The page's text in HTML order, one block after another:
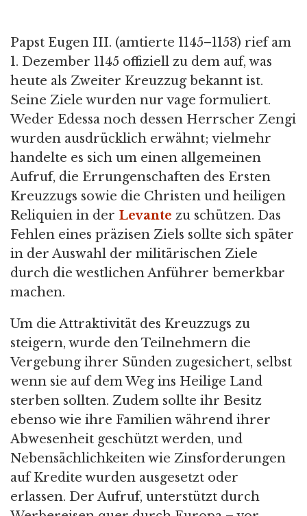
Papst Eugen III. (amtierte 1145–1153) rief am
1. Dezember 1145 offiziell zu dem auf, was
heute als Zweiter Kreuzzug bekannt ist.
Seine Ziele wurden nur vage formuliert.
Weder Edessa noch dessen Herrscher Zengi
wurden ausdrücklich erwähnt; vielmehr
handelte es sich um einen allgemeinen
Aufruf, die Errungenschaften des Ersten
Kreuzzugs sowie die Christen und heiligen
Reliquien in der Levante zu schützen. Das
Fehlen eines präzisen Ziels sollte sich später
in der Auswahl der militärischen Ziele
durch die westlichen Anführer bemerkbar
machen.
Um die Attraktivität des Kreuzzugs zu
steigern, wurde den Teilnehmern die
Vergebung ihrer Sünden zugesichert, selbst
wenn sie auf dem Weg ins Heilige Land
sterben sollten. Zudem sollte ihr Besitz
ebenso wie ihre Familien während ihrer
Abwesenheit geschützt werden, und
Nebensächlichkeiten wie Zinsforderungen
auf Kredite wurden ausgesetzt oder
erlassen. Der Aufruf, unterstützt durch